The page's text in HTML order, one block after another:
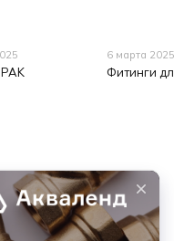
6 марта
Фитинги